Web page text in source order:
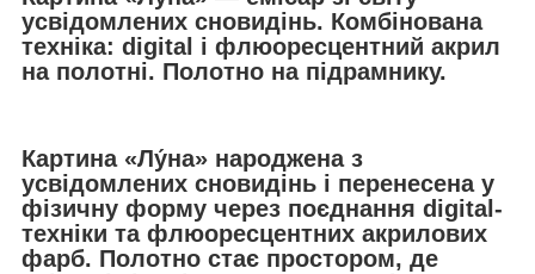
усвідомлених сновидінь. Комбінована
техніка: digital і флюоресцентний акрил
на полотні. Полотно на підрамнику.
Картина «Лу́на» народжена з
усвідомлених сновидінь і перенесена у
фізичну форму через поєднання digital-
техніки та флюоресцентних акрилових
фарб. Полотно стає простором, де